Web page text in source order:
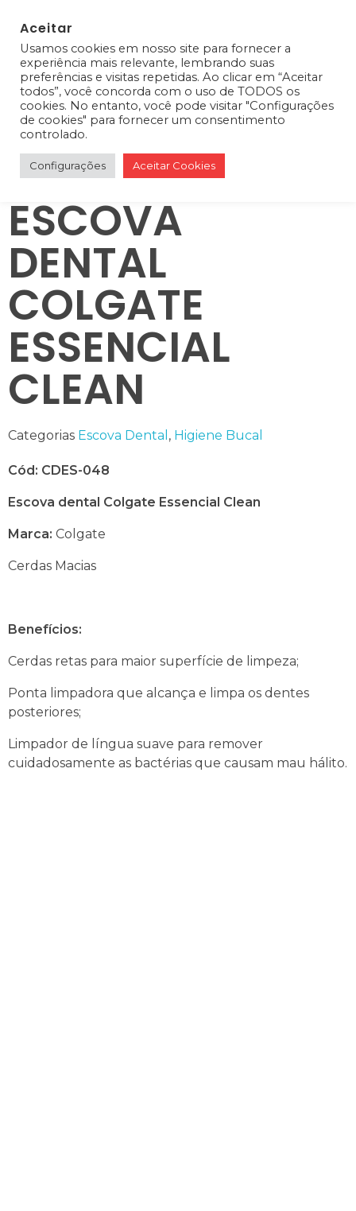
0
ESCOVA
DENTAL
COLGATE
ESSENCIAL
CLEAN
Categorias Escova Dental , Higiene Bucal
Cód: CDES-048
Escova dental Colgate Essencial Clean
Marca: Colgate
Cerdas Macias
Benefícios:
Cerdas retas para maior superfície de limpeza;
Ponta limpadora que alcança e limpa os dentes
posteriores;
Limpador de língua suave para remover
cuidadosamente as bactérias que causam mau hálito.
Aceitar
Usamos cookies em nosso site para fornecer a
experiência mais relevante, lembrando suas
preferências e visitas repetidas. Ao clicar em “Aceitar
todos”, você concorda com o uso de TODOS os
cookies. No entanto, você pode visitar "Configurações
de cookies" para fornecer um consentimento
controlado.
Configurações Aceitar Cookies